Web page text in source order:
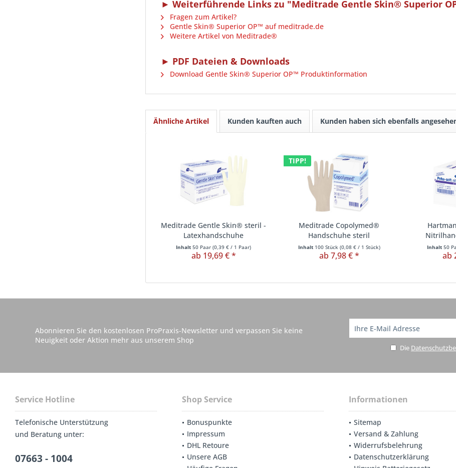
► Weiterführende Links zu "Meditrade Gentle Skin® Superior
Fragen zum Artikel?
Gentle Skin® Superior OP™ auf meditrade.de
Weitere Artikel von Meditrade®
► PDF Dateien & Downloads
Download Gentle Skin® Superior OP™ Produktinformation
Ähnliche Artikel Kunden kauften auch Kunden haben sich ebenfalls
Meditrade Gentle Skin® steril -
Latexhandschuhe
Inhalt50 Paar(0,39 € / 1 Paar)
ab 19,69 € *
TIPP!
Meditrade Copolymed®
Handschuhe steril
Inhalt 100 Stück (0,08 €/ 1 Stück)
ab 7,98 € *
Inhalt50
ab
Abonnieren Sie den kostenlosen ProPraxis-Newsletter und verpassen Sie keine
Neuigkeit oder Aktion mehr aus unserem Shop
Die
Service Hotline
Telefonische Unterstützung
und Beratung unter:
07663 - 1004
Shop Service
Bonuspunkte
Impressum
DHL Retoure
Unsere AGB
Informationen
Sitemap
Versand & Zahlung
Widerrufsbelehrung
Datenschutzerklärung